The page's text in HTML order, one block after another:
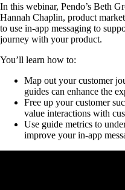
In this webinar, Pendo’s Beth
Hannah Chaplin, product
to use in-app messaging to
journey with your product.
You’ll learn how to:
Map out your customer
guides can enhance the
Free up your customer
value interactions with
Use guide metrics to
improve your in-app